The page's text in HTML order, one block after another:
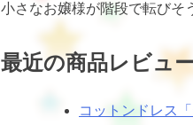
小さなお嬢様が階段で転びそ
最近の商品レビュ
コットンドレス